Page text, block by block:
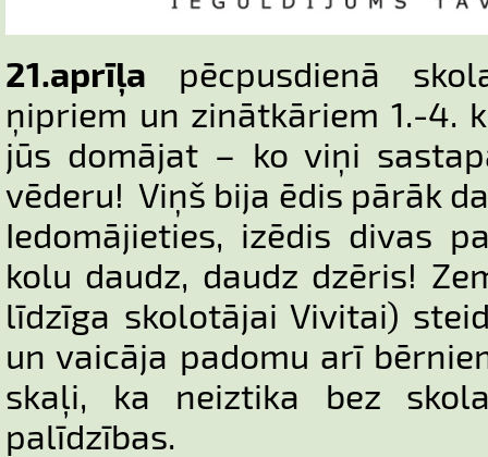
21.aprīļa pēcpusdienā
ņipriem un zinātkāriem 1.-4.
jūs domājat – ko viņi
vēderu! Viņš bija ēdis pārāk
Iedomājieties, izēdis divas
kolu daudz, daudz dzēris!
līdzīga skolotājai Vivitai)
un vaicāja padomu arī
skaļi, ka neiztika bez
palīdzības.